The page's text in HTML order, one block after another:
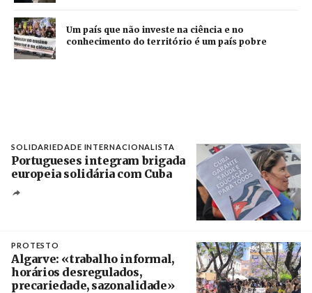
Um país que não investe na ciência e no
conhecimento do território é um país pobre
SOLIDARIEDADE INTERNACIONALISTA
Portugueses integram brigada
europeia solidária com Cuba
PROTESTO
Algarve: «trabalho informal,
horários desregulados,
precariedade, sazonalidade»